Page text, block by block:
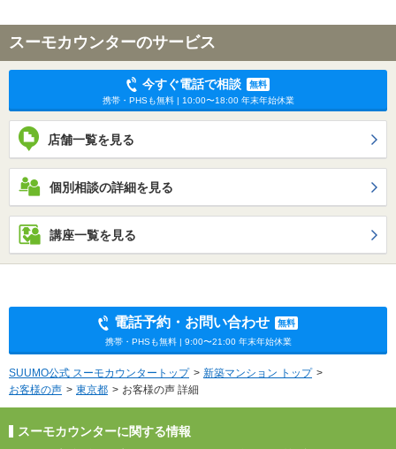
スーモカウンターのサービス
今すぐ電話で相談
無料
携帯・PHSも無料 | 10:00〜18:00 年末年始休業
店舗一覧を見る
個別相談の詳細を見る
講座一覧を見る
電話予約・お問い合わせ
無料
携帯・PHSも無料 | 9:00〜21:00 年末年始休業
SUUMO公式 スーモカウンタートップ
新築マンション トップ
お客様の声
東京都 お客様の声 詳細
スーモカウンターに関する情報